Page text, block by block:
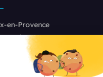
en-Provence
Bordeaux
Billancourt
Colombes